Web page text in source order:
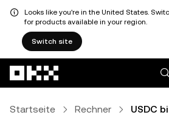
Looks like you're in the United States.
for products available in your region.
Switch site
Startseite Rechner USDC